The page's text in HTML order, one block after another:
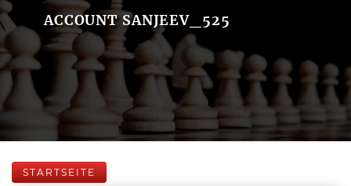
ACCOUNT SANJEEV_525
STARTSEITE